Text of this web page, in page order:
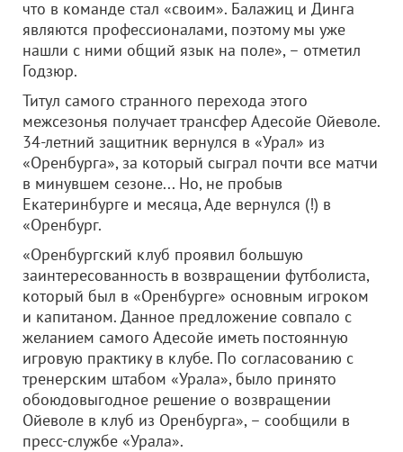
что в команде стал «своим». Балажиц и Динга
являются профессионалами, поэтому мы уже
нашли с ними общий язык на поле», – отметил
Годзюр.
Титул самого странного перехода этого
межсезонья получает трансфер Адесойе Ойеволе.
34-летний защитник вернулся в «Урал» из
«Оренбурга», за который сыграл почти все матчи
в минувшем сезоне... Но, не пробыв
Екатеринбурге и месяца, Аде вернулся (!) в
«Оренбург.
«Оренбургский клуб проявил большую
заинтересованность в возвращении футболиста,
который был в «Оренбурге» основным игроком
и капитаном. Данное предложение совпало с
желанием самого Адесойе иметь постоянную
игровую практику в клубе. По согласованию с
тренерским штабом «Урала», было принято
обоюдовыгодное решение о возвращении
Ойеволе в клуб из Оренбурга», – сообщили в
пресс-службе «Урала».